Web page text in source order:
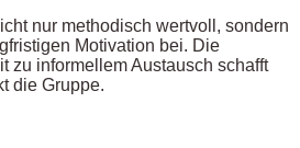
nur methodisch wertvoll, sondern
Motivation bei. Die
zu informellem Austausch schafft
die Gruppe.